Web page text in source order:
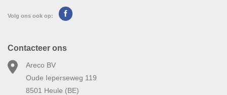
Volg ons ook op:
Contacteer ons
Areco BV
Oude Ieperseweg 119
8501 Heule (BE)